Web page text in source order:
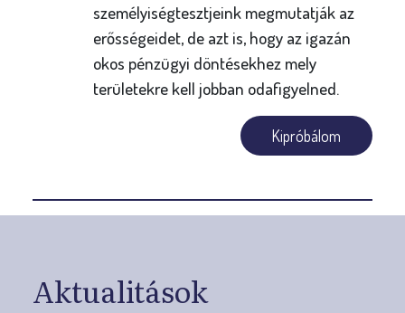
személyiségtesztjeink megmutatják az
erősségeidet, de azt is, hogy az igazán
okos pénzügyi döntésekhez mely
területekre kell jobban odafigyelned.
Kipróbálom
Aktualitások